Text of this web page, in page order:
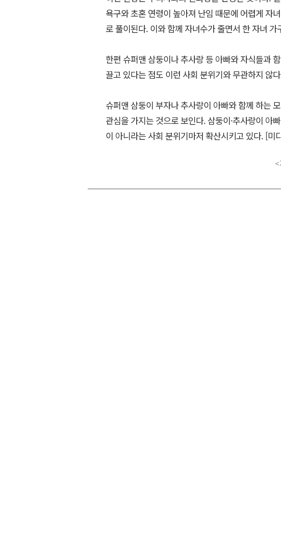
욕구와 초혼 연령이 높아져 난임 때문에 어렵게 자
로 풀이된다. 이와 함께 자녀수가 줄면서 한 자녀
한편 슈퍼맨 삼둥이나 추사랑 등 아빠와 자식들과
끌고 있다는 점도 이런 사회 분위기와 무관하지 않
슈퍼맨 삼둥이 부자나 추사랑이 아빠와 함께 하는
관심을 가지는 것으로 보인다. 삼둥이·추사랑이 아
이 아니라는 사회 분위기마저 확산시키고 있다. [미